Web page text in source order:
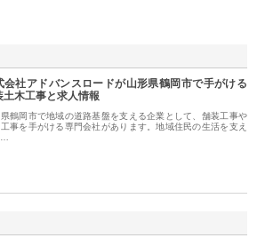
会社アドバンスロードが山形県鶴岡市で手がける
土木工事と求人情報
鶴岡市で地域の道路基盤を支える企業として、舗装工事や
事を手がける専門会社があります。地域住民の生活を支え